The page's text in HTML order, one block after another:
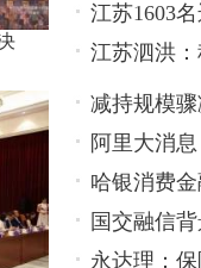
江苏1603
江苏泗洪
减持规模
持，还有
阿里大消
哈银消费
国交融信
永达理：